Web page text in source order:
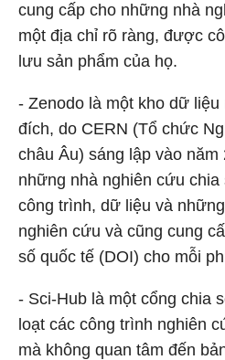
cung cấp cho những nhà
một địa chỉ rõ ràng, được
lưu sản phẩm của họ.
- Zenodo là một kho dữ
đích, do CERN (Tổ chức
châu Âu) sáng lập vào năm
những nhà nghiên cứu
công trình, dữ liệu và
nghiên cứu và cũng cung
số quốc tế (DOI) cho mỗi
- Sci-Hub là một cổng chia
loạt các công trình nghiên
mà không quan tâm đến